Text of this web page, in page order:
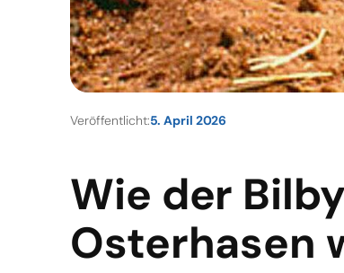
Veröffentlicht:5. April 2026
Wie der
Osterhasen